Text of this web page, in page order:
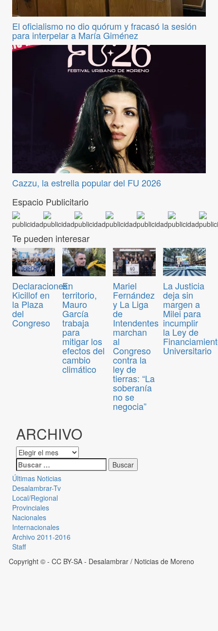
El oficialismo no dio quórum y fracasó la sesión
para interpelar a María Giménez
Cazzu, la estrella popular del FU 2026
Espacio Publicitario
Te pueden interesar
Declaraciones:
Kicillof en
la Plaza
del
Congreso
En
territorio,
Mauro
García
trabaja
para
mitigar los
efectos del
cambio
climático
Mariel
Fernández
y La Liga
de
Intendentes
marchan
al
Congreso
contra la
ley de
tierras: “La
soberanía
no se
negocia”
La Justicia
deja sin
margen a
Milei para
incumplir
la Ley de
Universitario
ARCHIVO
Últimas Noticias
Desalambrar-Tv
Local/Regional
Provinciales
Nacionales
Internacionales
Archivo 2011-2016
Staff
Copyright © - CC BY-SA - Desalambrar / Noticias de Moreno